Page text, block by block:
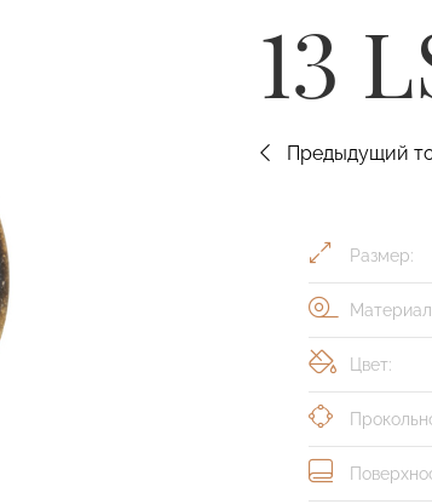
13
Предыдущий
Размер:
Цвет: